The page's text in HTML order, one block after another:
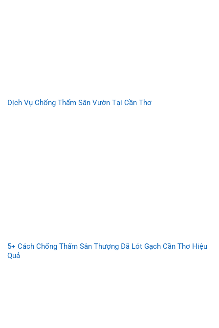
Dịch Vụ Chống Thấm Sân Vườn Tại Cần Thơ
5+ Cách Chống Thấm Sân Thượng Đã Lót Gạch Cần Thơ Hiệu
Quả